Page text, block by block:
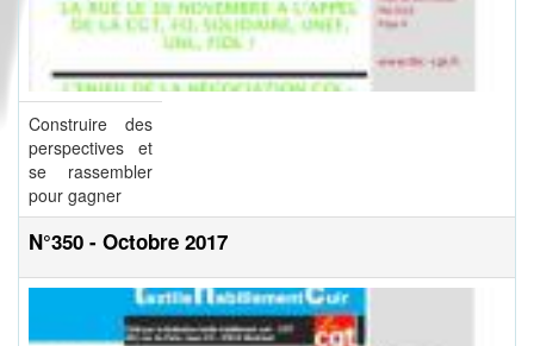
Construire des
perspectives et
se rassembler
pour gagner
N°350 - Octobre 2017